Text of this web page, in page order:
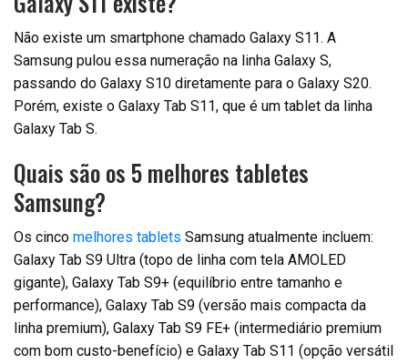
Não existe um smartphone chamado Galaxy S11. A
Samsung pulou essa numeração na linha Galaxy S,
passando do Galaxy S10 diretamente para o Galaxy S20.
Porém, existe o Galaxy Tab S11, que é um tablet da linha
Galaxy Tab S.
Quais são os 5 melhores tabletes
Samsung?
Os cinco melhores tablets Samsung atualmente incluem:
Galaxy Tab S9 Ultra (topo de linha com tela AMOLED
gigante), Galaxy Tab S9+ (equilíbrio entre tamanho e
performance), Galaxy Tab S9 (versão mais compacta da
linha premium), Galaxy Tab S9 FE+ (intermediário premium
com bom custo-benefício) e Galaxy Tab S11 (opção versátil